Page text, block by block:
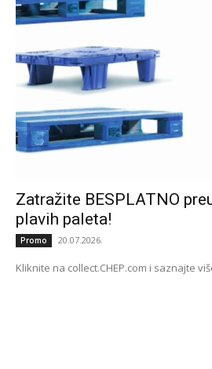
Zatražite BESPLATNO
plavih paleta!
Promo 20.07.2026.
Kliknite na collect.CHEP.com i saznajte